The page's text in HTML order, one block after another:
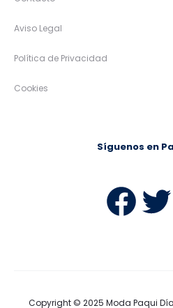
Aviso Legal
Política de Privacidad
Cookies
Síguenos en
Copyright © 2025 Moda Paqui